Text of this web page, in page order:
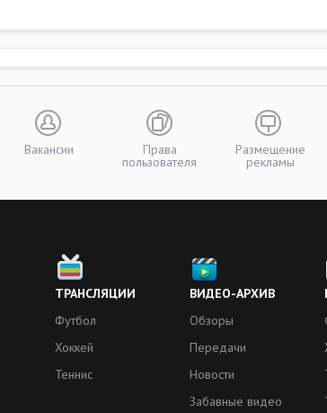
Вакансии Права
пользователя
Размещение
рекламы
ТРАНСЛЯЦИИ
Футбол
Хоккей
Теннис
ВИДЕО-АРХИВ
Обзоры
Передачи
Новости
Забавные видео